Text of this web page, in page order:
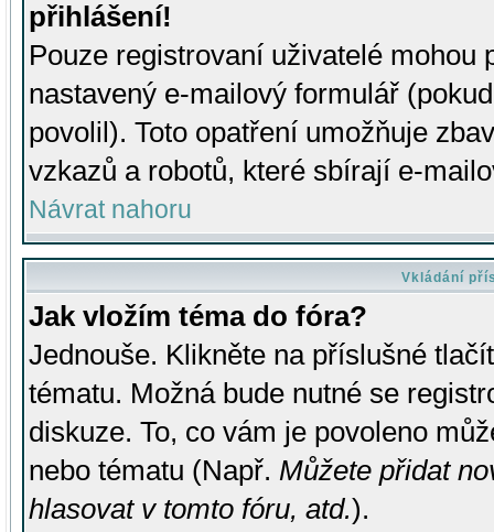
přihlášení!
Pouze registrovaní uživatelé mohou
nastavený e-mailový formulář
povolil). Toto opatření umožňuje
vzkazů a robotů, které sbírají e-
Návrat nahoru
Vkládání
Jak vložím téma do fóra?
Jednouše. Klikněte na příslušné
tématu. Možná bude nutné se
diskuze. To, co vám je povoleno
nebo tématu (Např. Můžete přidat
hlasovat v tomto fóru, atd.).